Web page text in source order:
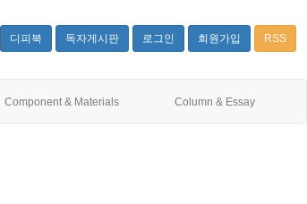
디피북 독자게시판 로그인 회원가입 RSS
Component & Materials Column & Essay